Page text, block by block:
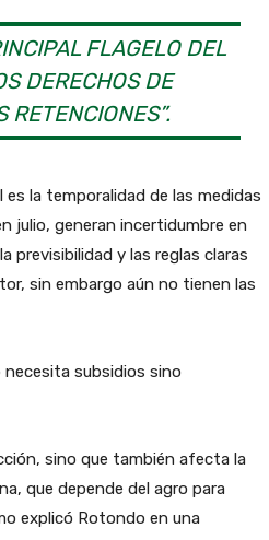
FLAGELO DEL
DERECHOS DE
RETENCIONES”.
la temporalidad de las medidas
julio, generan incertidumbre en
previsibilidad y las reglas claras
sin embargo aún no tienen las
subsidios sino
sino que también afecta la
que depende del agro para
explicó Rotondo en una